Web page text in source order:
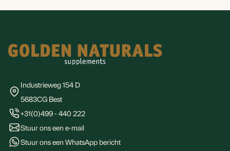
Industrieweg 154 D
5683CG Best
+31(0)499 - 440 222
Stuur ons een e-mail
Stuur ons een WhatsApp bericht